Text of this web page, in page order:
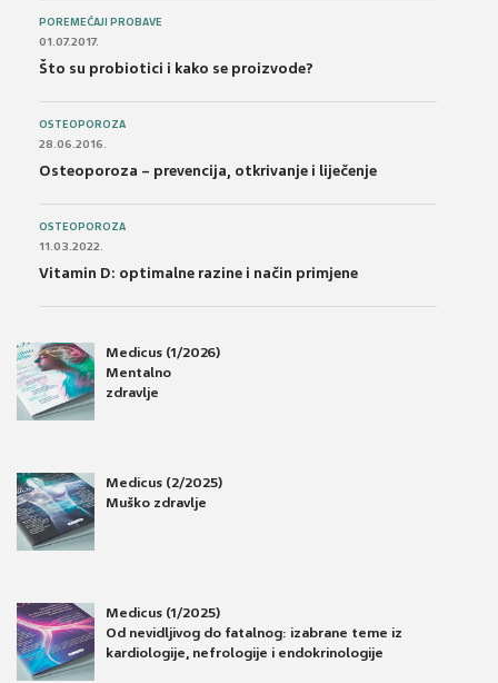
POREMEĆAJI PROBAVE
01.07.2017.
Što su probiotici i kako se proizvode?
OSTEOPOROZA
28.06.2016.
Osteoporoza – prevencija, otkrivanje i liječenje
OSTEOPOROZA
11.03.2022.
Vitamin D: optimalne razine i način primjene
Medicus (1/2026)
Mentalno
zdravlje
Medicus (2/2025)
Muško zdravlje
Medicus (1/2025)
Od nevidljivog do fatalnog: izabrane teme iz
kardiologije, nefrologije i endokrinologije